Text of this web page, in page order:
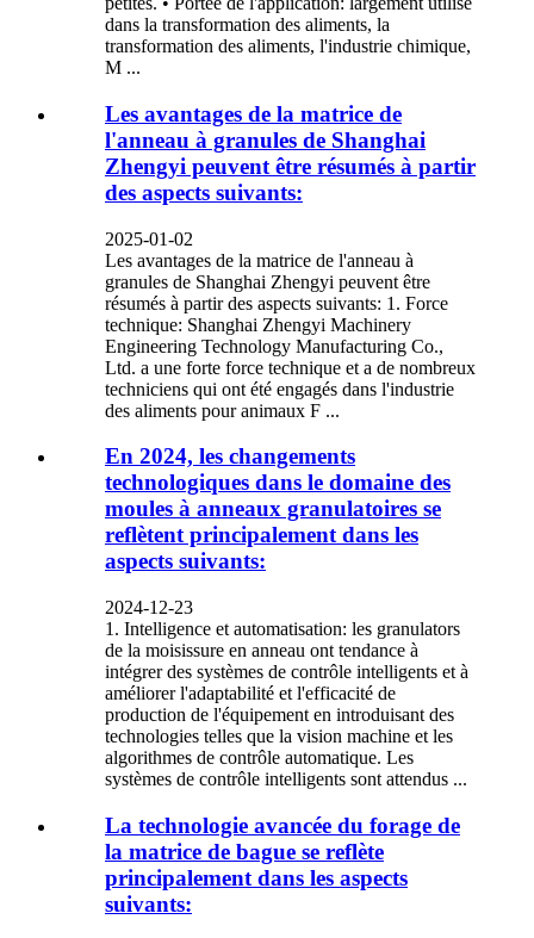
dans la transformation des aliments, la
transformation des aliments, l'industrie chimique,
M ...
Les avantages de la matrice de
l'anneau à granules de Shanghai
Zhengyi peuvent être résumés à partir
des aspects suivants:
2025-01-02
Les avantages de la matrice de l'anneau à
granules de Shanghai Zhengyi peuvent être
résumés à partir des aspects suivants: 1. Force
technique: Shanghai Zhengyi Machinery
Engineering Technology Manufacturing Co.,
Ltd. a une forte force technique et a de nombreux
techniciens qui ont été engagés dans l'industrie
des aliments pour animaux F ...
En 2024, les changements
technologiques dans le domaine des
moules à anneaux granulatoires se
reflètent principalement dans les
aspects suivants:
2024-12-23
1. Intelligence et automatisation: les granulators
de la moisissure en anneau ont tendance à
intégrer des systèmes de contrôle intelligents et à
améliorer l'adaptabilité et l'efficacité de
production de l'équipement en introduisant des
technologies telles que la vision machine et les
algorithmes de contrôle automatique. Les
systèmes de contrôle intelligents sont attendus ...
La technologie avancée du forage de
la matrice de bague se reflète
principalement dans les aspects
suivants: